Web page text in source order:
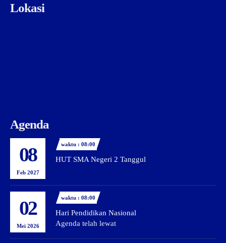
Lokasi
Agenda
08
Feb 2027
waktu : 08:00
HUT SMA Negeri 2 Tanggul
02
Mei 2026
waktu : 08:00
Hari Pendidikan Nasional
Agenda telah lewat